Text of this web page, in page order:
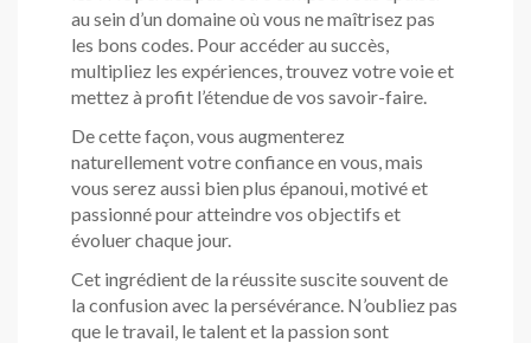
au sein d’un domaine où vous ne maîtrisez pas
les bons codes. Pour accéder au succès,
multipliez les expériences, trouvez votre voie et
mettez à profit l’étendue de vos savoir-faire.
De cette façon, vous augmenterez
naturellement votre confiance en vous, mais
vous serez aussi bien plus épanoui, motivé et
passionné pour atteindre vos objectifs et
évoluer chaque jour.
Cet ingrédient de la réussite suscite souvent de
la confusion avec la persévérance. N’oubliez pas
que le travail, le talent et la passion sont